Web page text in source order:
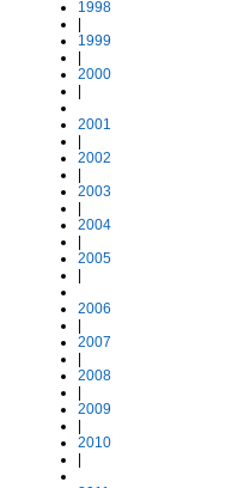
1998
1999
2000
2001
2002
2003
2004
2005
2006
2007
2008
2009
2010